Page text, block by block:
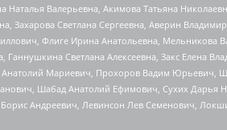
Наталья Валерьевна, Акимова Татьяна
Захарова Светлана Сергеевна, Аверин
Флиге Ирина Анатольевна,
Ганнушкина Светлана Алексеевна, Закс
Мариевич, Прохоров Вадим Юрьевич,
Шабад Анатолий Ефимович, Сухих Дарья
Андреевич, Левинсон Лев Семенович,